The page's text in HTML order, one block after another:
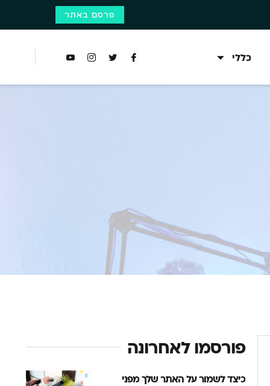
פרסם באתר
כללי
פורסמו לאחרונה
כיצד לשמור על האתר שלך מפני